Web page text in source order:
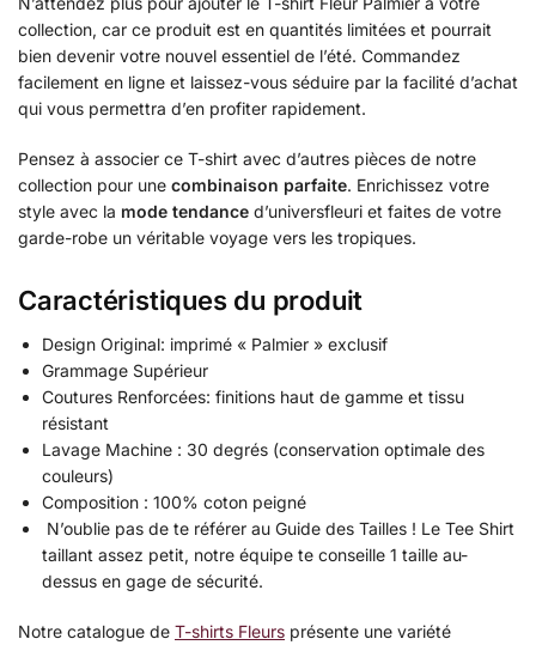
collection, car ce produit est en quantités limitées et pourrait
bien devenir votre nouvel essentiel de l’été. Commandez
facilement en ligne et laissez-vous séduire par la facilité d’achat
qui vous permettra d’en profiter rapidement.
Pensez à associer ce T-shirt avec d’autres pièces de notre
collection pour une combinaison parfaite. Enrichissez votre
style avec la mode tendance d’universfleuri et faites de votre
garde-robe un véritable voyage vers les tropiques.
Caractéristiques du produit
Design Original: imprimé « Palmier » exclusif
Grammage Supérieur
Coutures Renforcées: finitions haut de gamme et tissu
résistant
Lavage Machine : 30 degrés (conservation optimale des
couleurs)
Composition : 100% coton peigné
N’oublie pas de te référer au Guide des Tailles ! Le Tee Shirt
taillant assez petit, notre équipe te conseille 1 taille au-
dessus en gage de sécurité.
Notre catalogue de T-shirts Fleurs présente une variété